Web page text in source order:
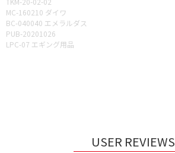
MC-160210 ダイワ
BC-040040 エメラルダス
PUB-20201026
LPC-07 エギング用品
USER REVIEWS